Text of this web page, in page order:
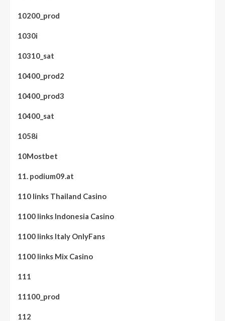
10200_prod
1030i
10310_sat
10400_prod2
10400_prod3
10400_sat
1058i
10Mostbet
11. podium09.at
110 links Thailand Casino
1100 links Indonesia Casino
1100 links Italy OnlyFans
1100 links Mix Casino
111
11100_prod
112